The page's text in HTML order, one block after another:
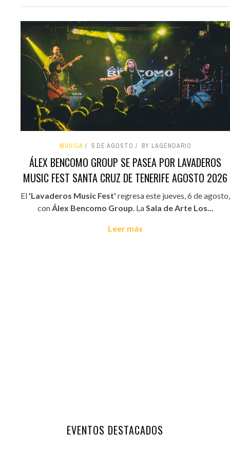
MÚSICA 5 DE AGOSTO BY LAGENDARIO
ÁLEX BENCOMO GROUP SE PASEA POR LAVADEROS
MUSIC FEST SANTA CRUZ DE TENERIFE AGOSTO 2026
El 'Lavaderos Music Fest' regresa este jueves, 6 de agosto,
conÁlex Bencomo Group. LaSala de Arte Los...
Leer más
EVENTOS DESTACADOS